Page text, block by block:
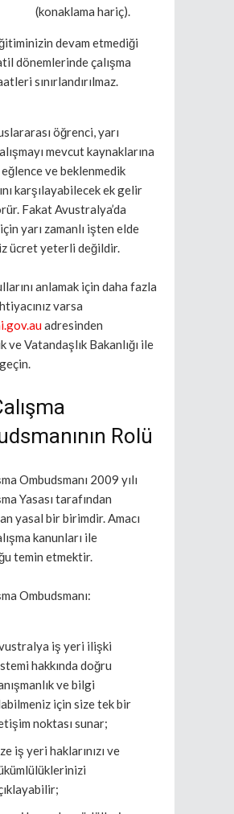
(konaklama hariç).
devam etmediği
dönemlerinde çalışma
sınırlandırılmaz.
öğrenci, yarı
mevcut kaynaklarına
ve beklenmedik
karşılayabilecek ek gelir
Fakat Avustralya’da
yarı zamanlı işten elde
ücret yeterli değildir.
anlamak için daha fazla
varsa
adresinden
ve Vatandaşlık Bakanlığı ile
Rolü
Ombudsmanı 2009 yılı
Yasası tarafından
yasal bir birimdir. Amacı
kanunları ile
temin etmektir.
Ombudsmanı:
iş yeri ilişki
hakkında doğru
ve bilgi
için size tek bir
noktası sunar;
iş yeri haklarınızı ve